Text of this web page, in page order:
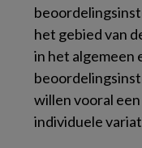
het gebied van
in het algemeen
willen vooral
individuele